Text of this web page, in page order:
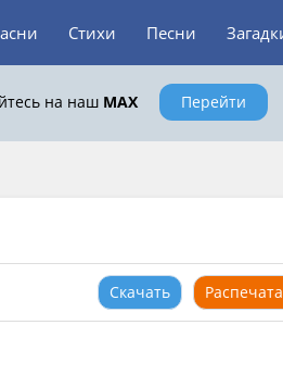
Стихи Песни
на наш MAX Перейти
Скачать